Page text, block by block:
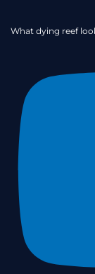
What dying reef